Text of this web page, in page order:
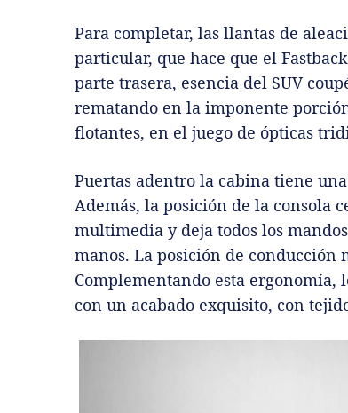
Para completar, las llantas de
particular, que hace que el
parte trasera, esencia del SUV
rematando en la imponente
flotantes, en el juego de ópticas
Puertas adentro la cabina tiene
Además, la posición de la consola
multimedia y deja todos los
manos. La posición de conducción
Complementando esta ergonomía,
con un acabado exquisito, con